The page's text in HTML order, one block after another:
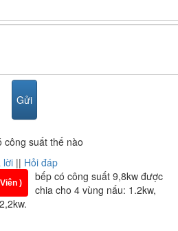
công suất thế nào
lời || Hỏi đáp
)
bếp có công suất 9,8kw được
chia cho 4 vùng nấu: 1.2kw,